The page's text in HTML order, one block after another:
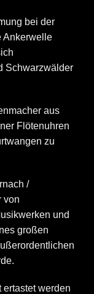
bei der
Ankerwelle
Schwarzwälder
aus
Flötenuhren
zu
/
von
und
großen
ertastet werden